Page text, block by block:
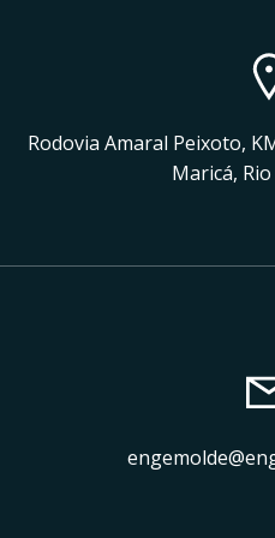
Rodovia Amaral Peixoto,
Maricá,